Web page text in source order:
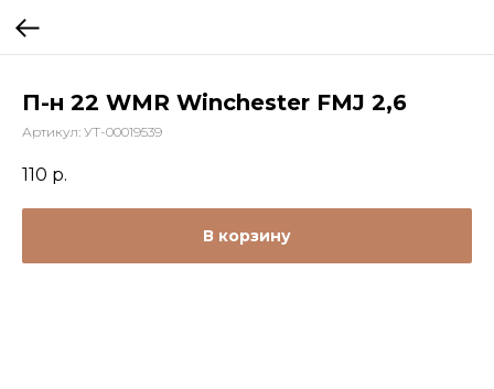
П-н 22 WMR Winchester FMJ 2,6
Артикул: УТ-00019539
110 р.
В корзину